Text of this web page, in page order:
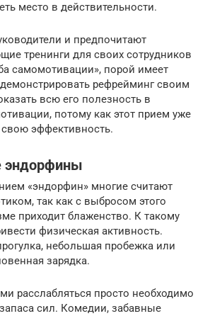
место в действительности.
и предпочитают
тренинги для своих сотрудников
самомотивации», порой имеет
рефрейминг своим
всю его полезность в
потому как этот прием уже
эффективность.
эндорфины
«эндорфин» многие считают
так как с выбросом этого
приходит блаженство. К такому
физическая активность.
небольшая пробежка или
зарядка.
расслабляться просто необходимо
сил. Комедии, забавные